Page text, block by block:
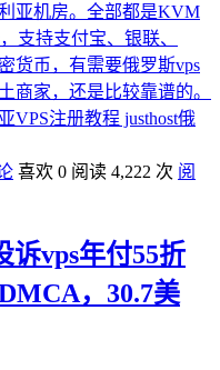
亚机房。全部都是KVM
支持支付宝、银联、
货币，有需要俄罗斯vps
商家，还是比较靠谱的。
VPS注册教程 justhost俄
喜欢 0 阅读 4,222 次 阅
诉vps年付55折
，30.7美